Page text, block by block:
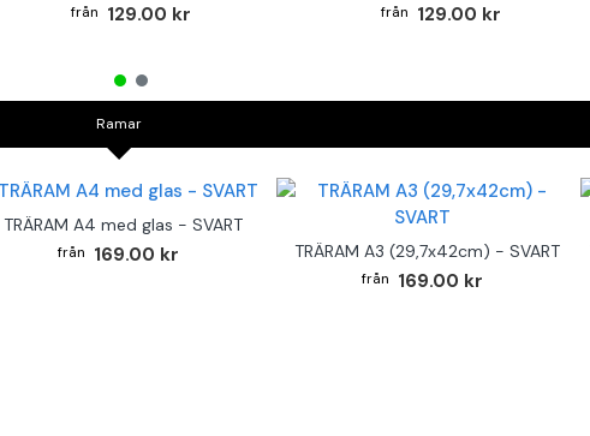
129.00 kr 129.00 kr
Ramar
TRÄRAM A4 med glas - SVART
169.00 kr TRÄRAM A3 (29,7x42cm) - SVART
169.00 kr